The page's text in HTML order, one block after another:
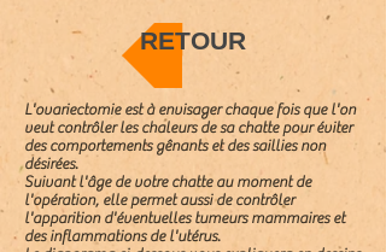
RETOUR
L'ovariectomie est à envisager chaque fois que l'on
veut contrôler les chaleurs de sa chatte pour éviter
des comportements gênants et des saillies non
désirées.
Suivant l'âge de votre chatte au moment de
l'opération, elle permet aussi de contrôler
l'apparition d'éventuelles tumeurs mammaires et
des inflammations de l'utérus.